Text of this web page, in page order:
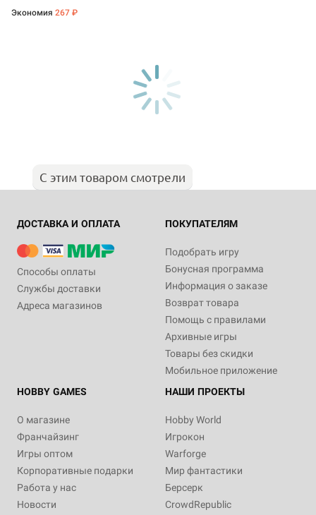
Экономия 267 ₽
С этим товаром смотрели
ДОСТАВКА И ОПЛАТА
Способы оплаты
Службы доставки
Адреса магазинов
ПОКУПАТЕЛЯМ
Подобрать игру
Бонусная программа
Информация о заказе
Возврат товара
Помощь с правилами
Архивные игры
Товары без скидки
Мобильное приложение
HOBBY GAMES
О магазине
Франчайзинг
Игры оптом
Корпоративные подарки
Работа у нас
Новости
НАШИ ПРОЕКТЫ
Hobby World
Игрокон
Warforge
Мир фантастики
Берсерк
CrowdRepublic